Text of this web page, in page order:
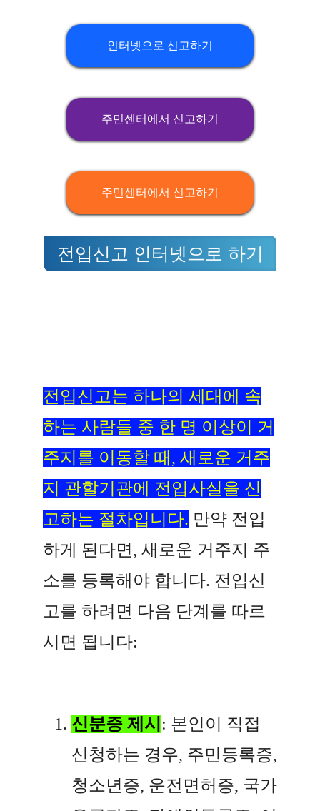
인터넷으로 신고하기
주민센터에서 신고하기
주민센터에서 신고하기
전입신고 인터넷으로 하기
전입신고는 하나의 세대에 속
하는 사람들 중 한 명 이상이 거
주지를 이동할 때, 새로운 거주
지 관할기관에 전입사실을 신
고하는 절차입니다. 만약 전입
하게 된다면, 새로운 거주지 주
소를 등록해야 합니다. 전입신
고를 하려면 다음 단계를 따르
시면 됩니다:
신분증 제시 : 본인이 직접
신청하는 경우, 주민등록증,
청소년증, 운전면허증, 국가